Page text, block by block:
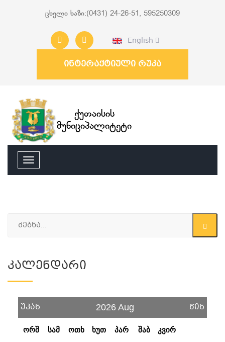
ცხელი ხაზი:(0431) 24-26-51, 595250309
English
ინტერაქტიული რუკა
ქუთაისის
მუნიციპალიტეტი
Კალენდარი
უკან 2026 Aug წინ
ორშ სამ ოთხ ხუთ პარ შაბ კვირ